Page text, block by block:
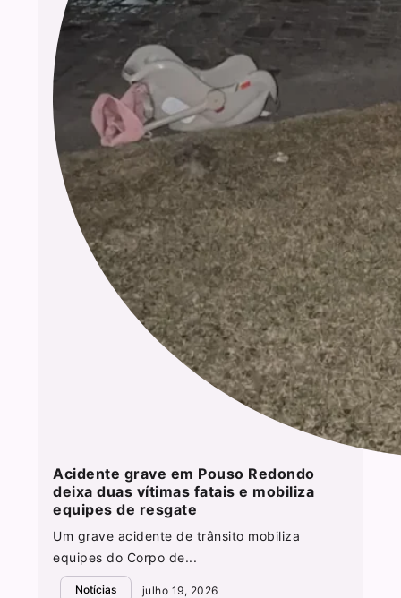
Acidente grave em Pouso Redondo
deixa duas vítimas fatais e mobiliza
equipes de resgate
Um grave acidente de trânsito mobiliza
equipes do Corpo de...
Notícias julho 19, 2026